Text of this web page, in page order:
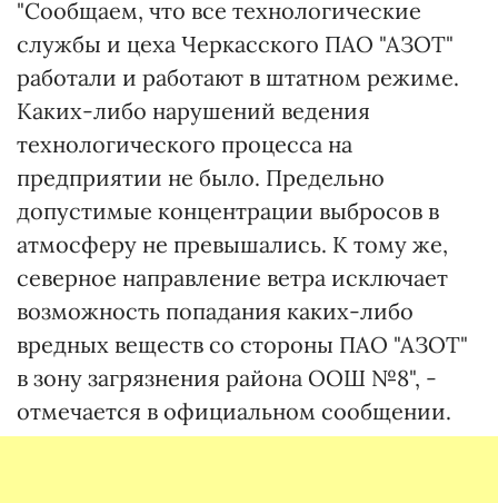
"Сообщаем, что все технологические
службы и цеха Черкасского ПАО "АЗОТ"
работали и работают в штатном режиме.
Каких-либо нарушений ведения
технологического процесса на
предприятии не было. Предельно
допустимые концентрации выбросов в
атмосферу не превышались. К тому же,
северное направление ветра исключает
возможность попадания каких-либо
вредных веществ со стороны ПАО "АЗОТ"
в зону загрязнения района ООШ №8", -
отмечается в официальном сообщении.